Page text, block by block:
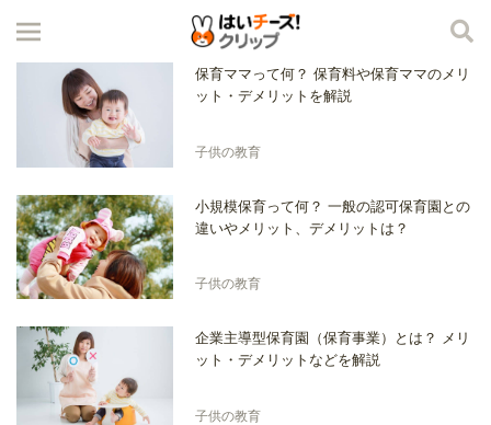
保育ママって何？ 保育料や保育ママのメリ
ット・デメリットを解説
子供の教育
小規模保育って何？ 一般の認可保育園との
違いやメリット、デメリットは？
子供の教育
企業主導型保育園（保育事業）とは？ メリ
ット・デメリットなどを解説
子供の教育